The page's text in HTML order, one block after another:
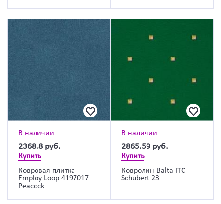
В наличии
2368.8 руб.
Купить
Ковровая плитка
Employ Loop 4197017
Peacock
В наличии
2865.59 руб.
Купить
Ковролин Balta ITC
Schubert 23